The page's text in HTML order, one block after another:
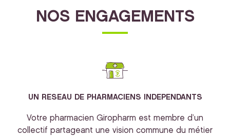
NOS ENGAGEMENTS
UN RESEAU DE PHARMACIENS INDEPENDANTS
Votre pharmacien Giropharm est membre d’un
collectif partageant une vision commune du métier